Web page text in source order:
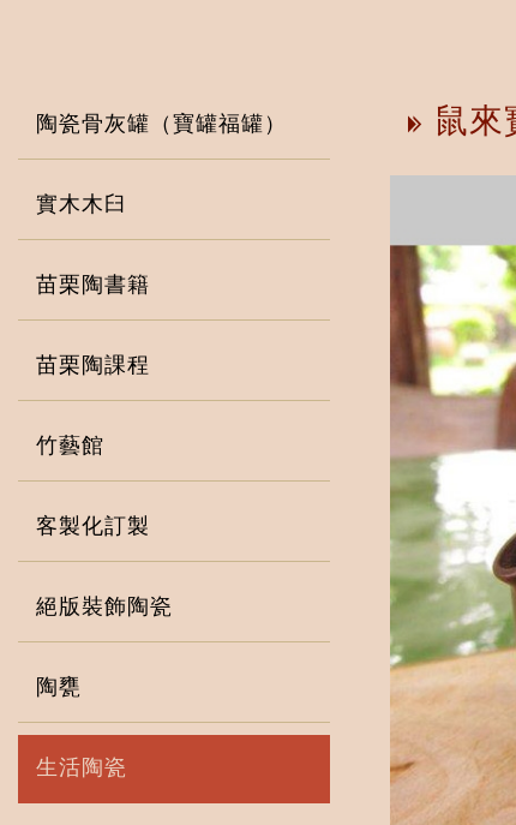
陶瓷骨灰罐（寶罐福罐）
實木木臼
苗栗陶書籍
苗栗陶課程
竹藝館
客製化訂製
絕版裝飾陶瓷
陶甕
生活陶瓷
鼠來